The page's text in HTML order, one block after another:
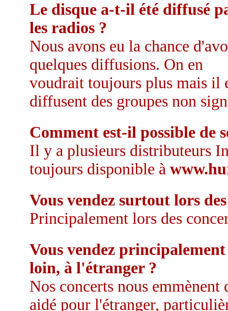
Le disque a-t-il été diffusé
les radios ?
Nous avons eu la chance
quelques diffusions. On en
voudrait toujours plus mais il
diffusent des groupes non
Comment est-il possible de
Il y a plusieurs distributeurs
toujours disponible à
Vous vendez surtout lors
Principalement lors des
Vous vendez
loin, à l'étranger ?
Nos concerts nous
aidé pour l'étranger,